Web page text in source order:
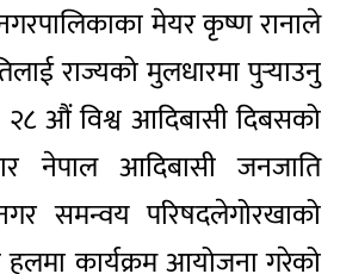
मेयरकृष्णरानाले
राज्यकोमुलधारमापुऱ्याउनु
२८ औंविश्व आदिबासीदिबसको
नेपाल आदिबासी जनजाति
समन्वय परिषदलेगोरखाको
हलमाकार्यक्रमआयोजनागरेको